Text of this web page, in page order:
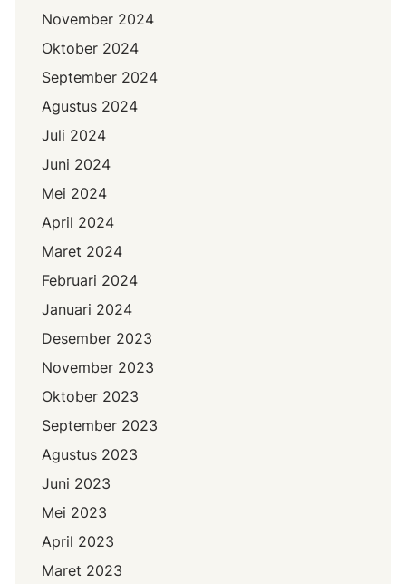
November 2024
Oktober 2024
September 2024
Agustus 2024
Juli 2024
Juni 2024
Mei 2024
April 2024
Maret 2024
Februari 2024
Januari 2024
Desember 2023
November 2023
Oktober 2023
September 2023
Agustus 2023
Juni 2023
Mei 2023
April 2023
Maret 2023